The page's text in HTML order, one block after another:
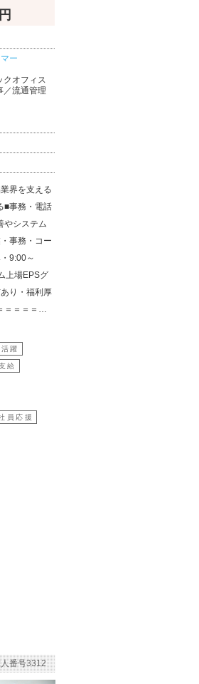
ー
クオフィス
／流通管理
界を支える
■事務・電話
やシステム
事務・コー
9:00～
上場EPSグ
り・福利厚
＝＝＝＝…
躍
給
員応援
番号3312